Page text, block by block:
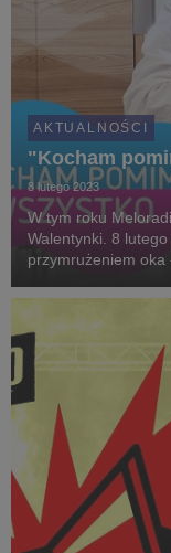
AKTUALNOŚCI
"Kocham
8 lutego 2023
W tym roku
Walentynki. 8
przymrużeniem oka